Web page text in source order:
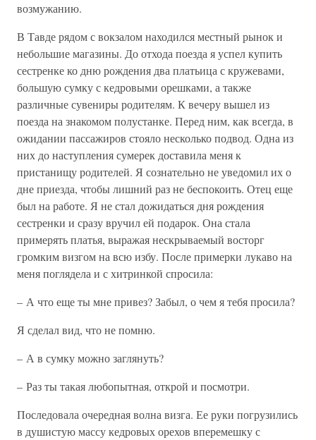
возмужанию.
В Тавде рядом с вокзалом находился местный рынок и
небольшие магазины. До отхода поезда я успел купить
сестренке ко дню рождения два платьица с кружевами,
большую сумку с кедровыми орешками, а также
различные сувениры родителям. К вечеру вышел из
поезда на знакомом полустанке. Перед ним, как всегда, в
ожидании пассажиров стояло несколько подвод. Одна из
них до наступления сумерек доставила меня к
пристанищу родителей. Я сознательно не уведомил их о
дне приезда, чтобы лишний раз не беспокоить. Отец еще
был на работе. Я не стал дожидаться дня рождения
сестренки и сразу вручил ей подарок. Она стала
примерять платья, выражая нескрываемый восторг
громким визгом на всю избу. После примерки лукаво на
меня поглядела и с хитринкой спросила:
– А что еще ты мне привез? Забыл, о чем я тебя просила?
Я сделал вид, что не помню.
– А в сумку можно заглянуть?
– Раз ты такая любопытная, открой и посмотри.
Последовала очередная волна визга. Ее руки погрузились
в душистую массу кедровых орехов вперемешку с